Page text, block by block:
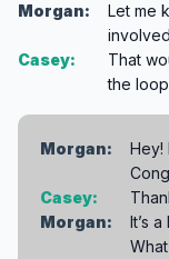
Morgan:
Let me
Casey:
That
the
Morgan:
Hey!
Casey:
Morgan:
It’s